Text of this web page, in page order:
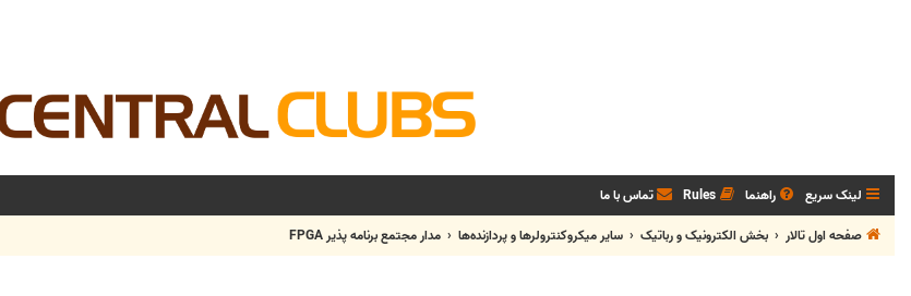
لینک سریع راهنما Rules تماس با ما
صفحه اول تالار
بخش الکترونيک و رباتیک سایر میکروکنترولرها و پردازنده‌ها مدار مجتمع برنامه پذیر FPGA